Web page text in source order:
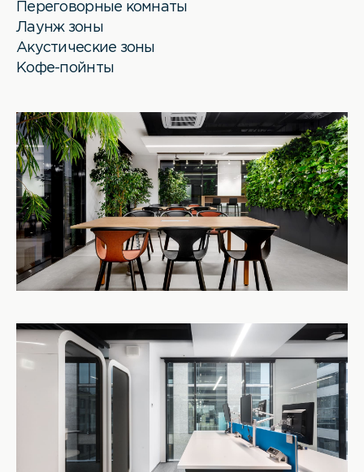
Переговорные комнаты
Лаунж зоны
Акустические зоны
Кофе-пойнты